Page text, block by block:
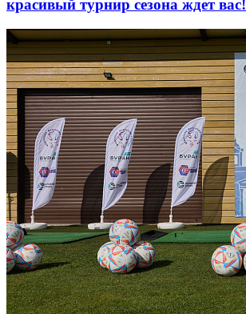
красивый турнир сезона ждет вас!